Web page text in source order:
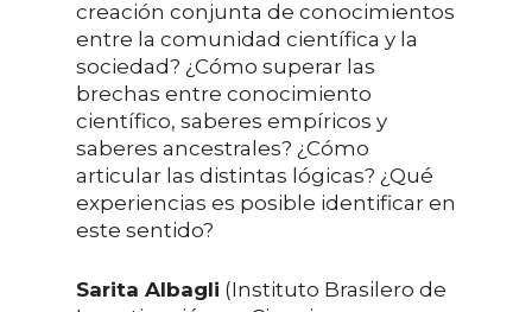
creación conjunta de conocimientos
entre la comunidad científica y la
sociedad? ¿Cómo superar las
brechas entre conocimiento
científico, saberes empíricos y
saberes ancestrales? ¿Cómo
articular las distintas lógicas? ¿Qué
experiencias es posible identificar en
este sentido?
Sarita Albagli (Instituto Brasilero de